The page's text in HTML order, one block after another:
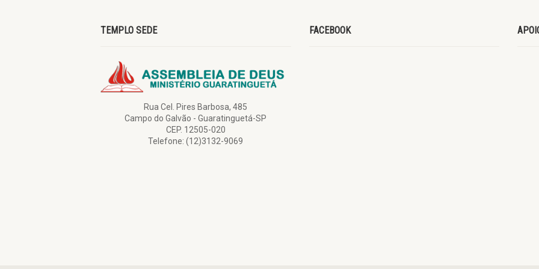
TEMPLO SEDE
Rua Cel. Pires Barbosa, 485
Campo do Galvão - Guaratinguetá-SP
CEP. 12505-020
Telefone: (12)3132-9069
FACEBOOK